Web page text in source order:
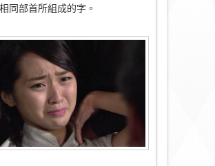
同部首所組成的字。